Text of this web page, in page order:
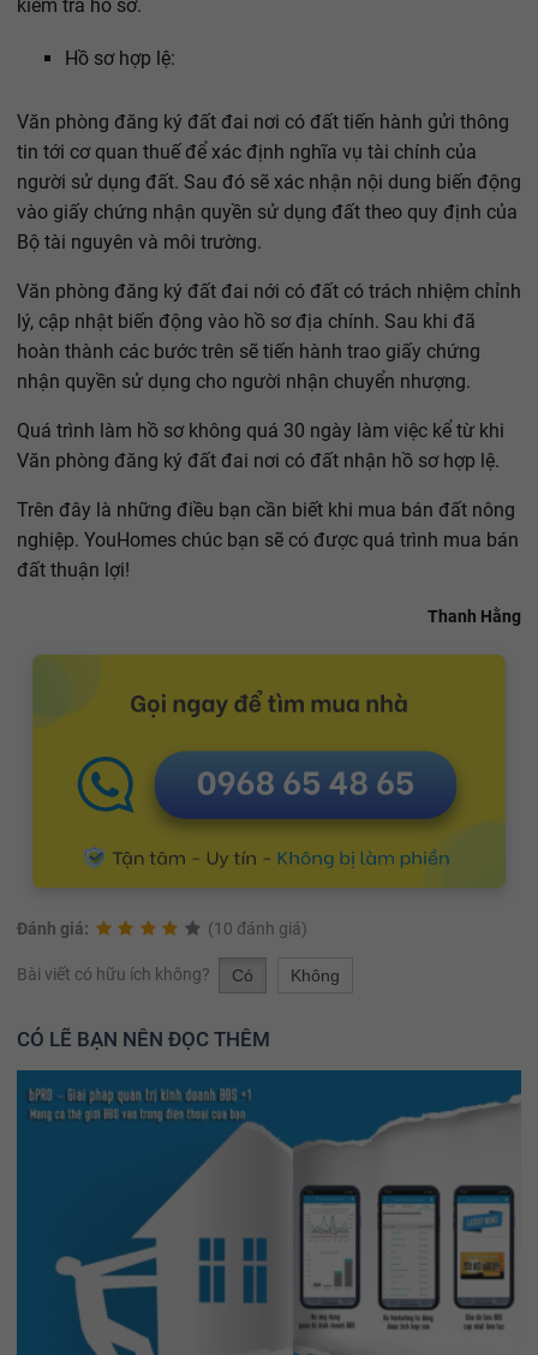
kiểm tra hồ sơ.
Hồ sơ hợp lệ:
Văn phòng đăng ký đất đai nơi có đất tiến hành gửi thông
tin tới cơ quan thuế để xác định nghĩa vụ tài chính của
người sử dụng đất. Sau đó sẽ xác nhận nội dung biến động
vào giấy chứng nhận quyền sử dụng đất theo quy định của
Bộ tài nguyên và môi trường.
Văn phòng đăng ký đất đai nới có đất có trách nhiệm chỉnh
lý, cập nhật biến động vào hồ sơ địa chính. Sau khi đã
hoàn thành các bước trên sẽ tiến hành trao giấy chứng
nhận quyền sử dụng cho người nhận chuyển nhượng.
Quá trình làm hồ sơ không quá 30 ngày làm việc kể từ khi
Văn phòng đăng ký đất đai nơi có đất nhận hồ sơ hợp lệ.
Trên đây là những điều bạn cần biết khi mua bán đất nông
nghiệp. YouHomes chúc bạn sẽ có được quá trình mua bán
đất thuận lợi!
Thanh Hằng
Đánh giá: (10 đánh giá)
Bài viết có hữu ích không? Có Không
CÓ LẼ BẠN NÊN ĐỌC THÊM